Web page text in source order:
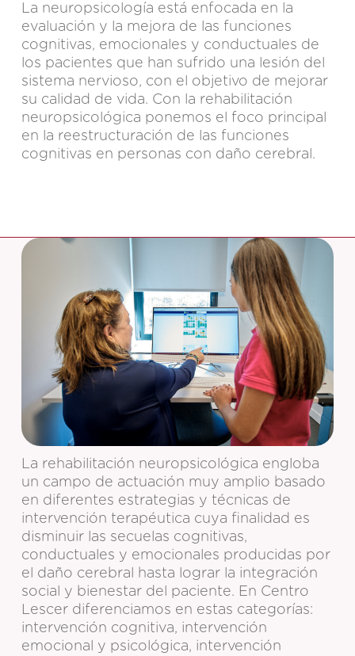
La neuropsicología está enfocada en la
evaluación y la mejora de las funciones
cognitivas, emocionales y conductuales de
los pacientes que han sufrido una lesión del
sistema nervioso, con el objetivo de mejorar
su calidad de vida. Con la rehabilitación
neuropsicológica ponemos el foco principal
en la reestructuración de las funciones
cognitivas en personas con daño cerebral.
La rehabilitación neuropsicológica engloba
un campo de actuación muy amplio basado
en diferentes estrategias y técnicas de
intervención terapéutica cuya finalidad es
disminuir las secuelas cognitivas,
conductuales y emocionales producidas por
el daño cerebral hasta lograr la integración
social y bienestar del paciente. En Centro
Lescer diferenciamos en estas categorías:
intervención cognitiva, intervención
emocional y psicológica, intervención